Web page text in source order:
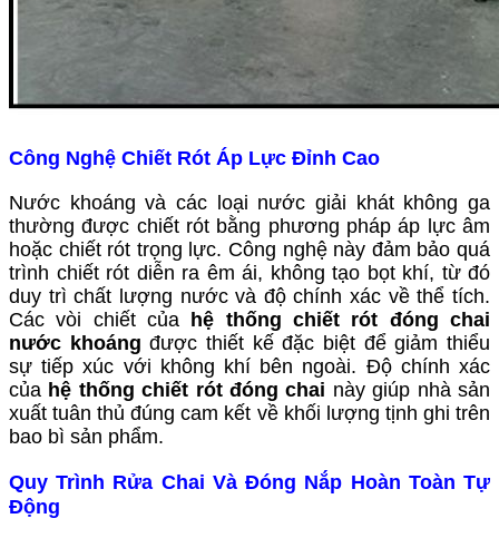
Công Nghệ Chiết Rót Áp Lực Đỉnh Cao
Nước khoáng và các loại nước giải khát không ga
thường được chiết rót bằng phương pháp áp lực âm
hoặc chiết rót trọng lực. Công nghệ này đảm bảo quá
trình chiết rót diễn ra êm ái, không tạo bọt khí, từ đó
duy trì chất lượng nước và độ chính xác về thể tích.
Các vòi chiết của
hệ thống chiết rót đóng chai
nước khoáng được thiết kế đặc biệt để giảm thiểu
sự tiếp xúc với không khí bên ngoài. Độ chính xác
của hệ thống chiết rót đóng chai này giúp nhà sản
xuất tuân thủ đúng cam kết về khối lượng tịnh ghi trên
bao bì sản phẩm.
Quy Trình Rửa Chai Và Đóng Nắp Hoàn Toàn Tự
Động